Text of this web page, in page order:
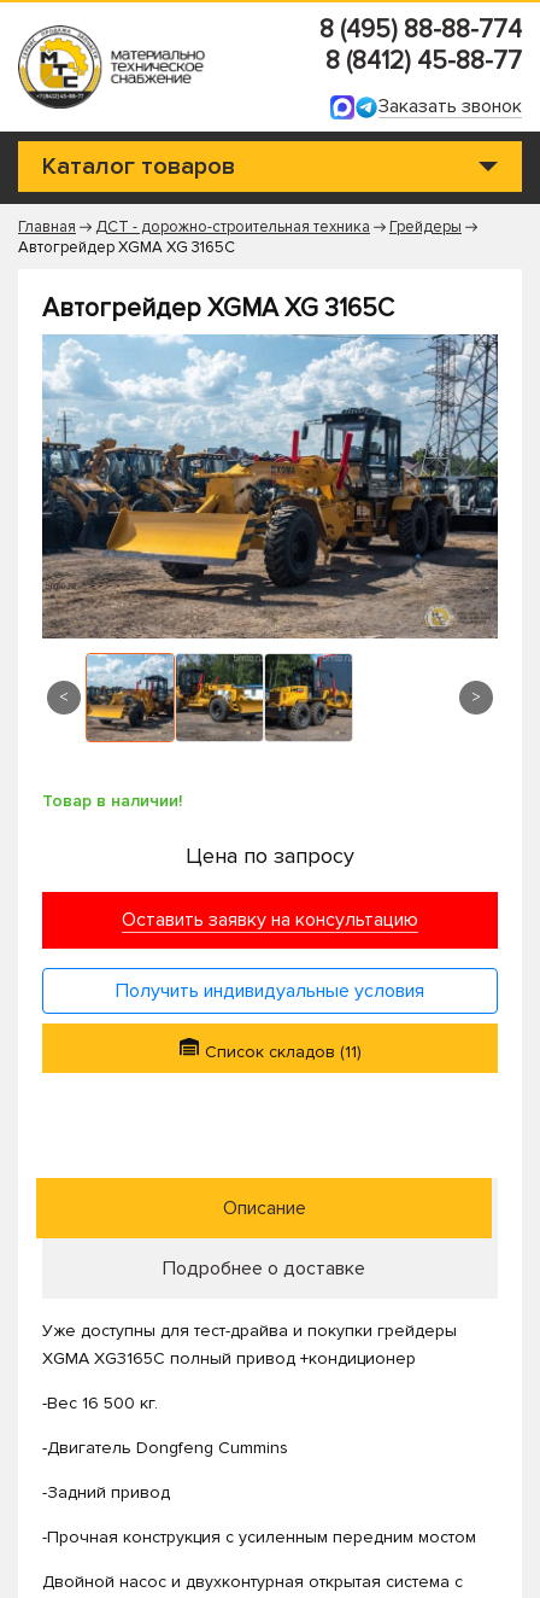
8 (495) 88-88-774
8 (8412) 45-88-77
Заказать звонок
Каталог товаров
Главная ДСТ - дорожно-строительная техника
Грейдеры
Автогрейдер XGMA XG 3165С
Автогрейдер XGMA XG 3165С
< >
Товар в наличии!
Цена по запросу
Оставить заявку на консультацию
Получить индивидуальные условия
Список складов (11)
Описание
Подробнее о доставке
Уже доступны для тест-драйва и покупки грейдеры
XGMA XG3165С полный привод +кондиционер
-Вес 16 500 кг.
-Двигатель Dongfeng Cummins
-Задний привод
-Прочная конструкция с усиленным передним мостом
Двойной насос и двухконтурная открытая система с